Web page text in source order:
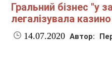
Гральний бізнес "у
легалізувала
14.07.2020 Автор: